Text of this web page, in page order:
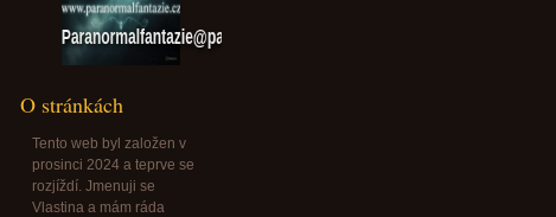
Paranormalfantazie@paranormalfantazie.cz
O stránkách
Tento web byl založen v
prosinci 2024 a teprve se
rozjíždí. Jmenuji se
Vlastina a mám ráda